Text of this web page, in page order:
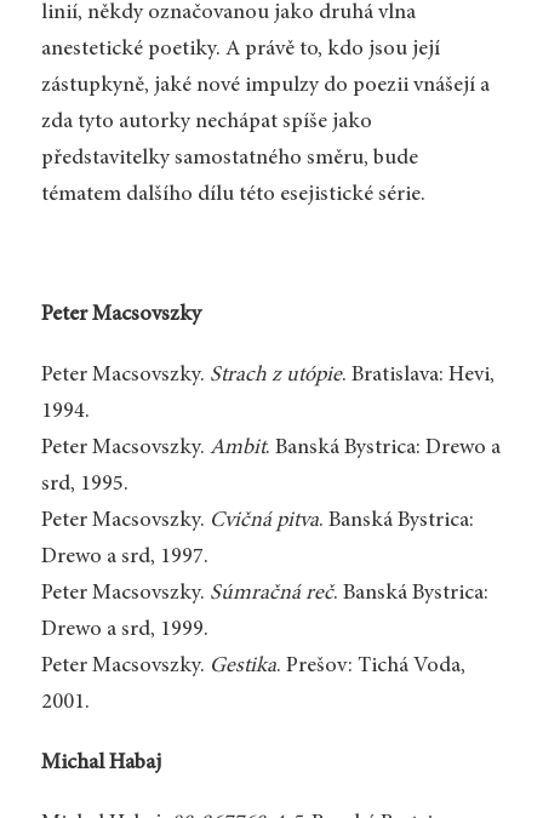
linií, někdy označovanou jako druhá vlna
anestetické poetiky. A právě to, kdo jsou její
zástupkyně, jaké nové impulzy do poezii vnášejí a
zda tyto autorky nechápat spíše jako
představitelky samostatného směru, bude
tématem dalšího dílu této esejistické série.
Peter Macsovszky
Peter Macsovszky. Strach z utópie. Bratislava: Hevi,
1994.
Peter Macsovszky. Ambit. Banská Bystrica: Drewo a
srd, 1995.
Peter Macsovszky. Cvičná pitva. Banská Bystrica:
Drewo a srd, 1997.
Peter Macsovszky. Súmračná reč. Banská Bystrica:
Drewo a srd, 1999.
Peter Macsovszky. Gestika. Prešov: Tichá Voda,
2001.
Michal Habaj